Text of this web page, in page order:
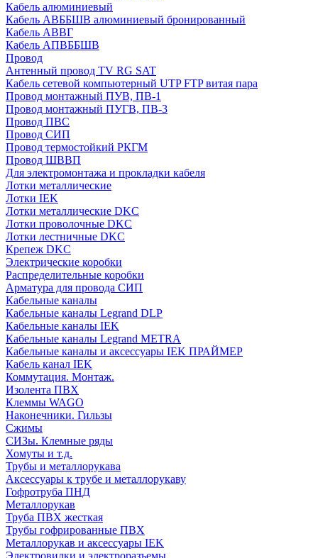
Кабель алюминиевый
Кабель АВББШВ алюминиевый бронированный
Кабель АВВГ
Кабель АПВББШВ
Провод
Антенный провод TV RG SAT
Кабель сетевой компьютерный UTP FTP витая пара
Провод монтажный ПУВ, ПВ-1
Провод монтажный ПУГВ, ПВ-3
Провод ПВС
Провод СИП
Провод термостойкий РКГМ
Провод ШВВП
Для электромонтажа и прокладки кабеля
Лотки металлические
Лотки IEK
Лотки металлические DKC
Лотки проволочные DKC
Лотки лестничные DKC
Крепеж DKC
Электрические коробки
Распределительные коробки
Арматура для провода СИП
Кабельные каналы
Кабельные каналы Legrand DLP
Кабельные каналы IEK
Кабельные каналы Legrand METRA
Кабельные каналы и аксессуары IEK ПРАЙМЕР
Кабель канал IEK
Коммутация. Монтаж.
Изолента ПВХ
Клеммы WAGO
Наконечники. Гильзы
Сжимы
СИЗы. Клемные ряды
Хомуты и т.д.
Трубы и металлорукава
Аксессуары к трубе и металлорукаву
Гофротруба ПНД
Металлорукав
Труба ПВХ жесткая
Трубы гофрированные ПВХ
Металлорукав и аксессуары IEK
Электровилки и электроразъемы